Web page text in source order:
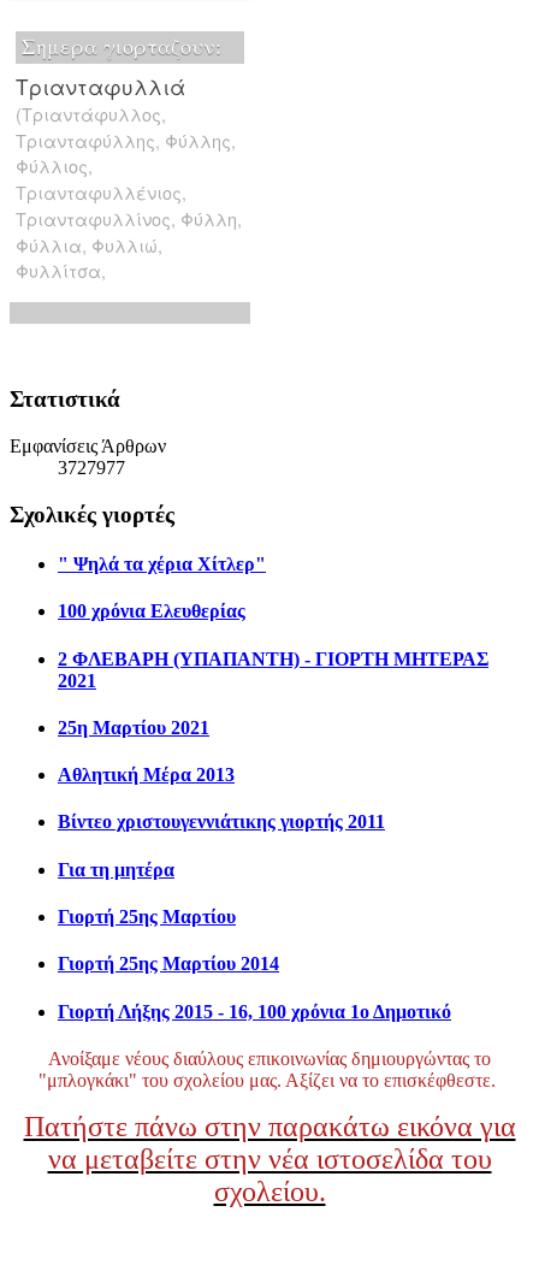
Στατιστικά
Εμφανίσεις Άρθρων
3727977
Σχολικές γιορτές
" Ψηλά τα χέρια Χίτλερ"
100 χρόνια Ελευθερίας
2 ΦΛΕΒΑΡΗ (ΥΠΑΠΑΝΤΗ) - ΓΙΟΡΤΗ ΜΗΤΕΡΑΣ
2021
25η Μαρτίου 2021
Αθλητική Μέρα 2013
Βίντεο χριστουγεννιάτικης γιορτής 2011
Για τη μητέρα
Γιορτή 25ης Μαρτίου
Γιορτή 25ης Μαρτίου 2014
Γιορτή Λήξης 2015 - 16, 100 χρόνια 1ο Δημοτικό
Ανοίξαμε νέους διαύλους επικοινωνίας δημιουργώντας το
"μπλογκάκι" του σχολείου μας. Αξίζει να το επισκέφθεστε.
Πατήστε πάνω στην παρακάτω εικόνα για
να μεταβείτε στην νέα ιστοσελίδα του
σχολείου.